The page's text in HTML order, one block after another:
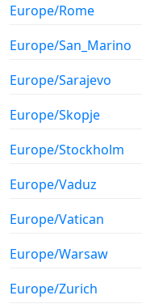
Europe/Rome
Europe/San_Marino
Europe/Sarajevo
Europe/Skopje
Europe/Stockholm
Europe/Vaduz
Europe/Vatican
Europe/Warsaw
Europe/Zurich